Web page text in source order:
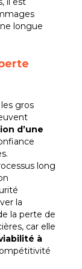
longue
gros
d’une
long
la
la perte de
car elle
à